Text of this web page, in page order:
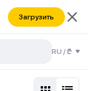
Загрузить
RU /₾